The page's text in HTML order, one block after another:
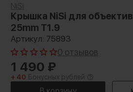
Крышка NiSi для
25mm T1.9
Артикул: 75893
0 отзывов
1 490 ₽
+ 40 Бонусных рублей